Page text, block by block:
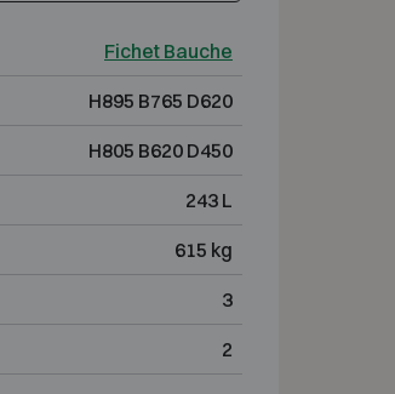
Fichet Bauche
H895 B765 D620
H805 B620 D450
243 L
615 kg
3
2